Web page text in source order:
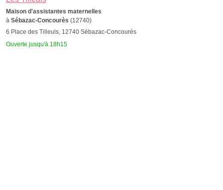
Maison d'assistantes maternelles
à Sébazac-Concourès (12740)
6 Place des Tilleuls, 12740 Sébazac-Concourès
Ouverte jusqu'à 18h15